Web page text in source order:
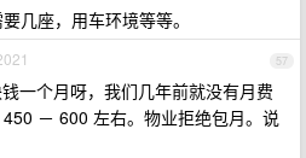
几座，用车环境等等。
57
一个月呀，我们几年前就没有月费
－ 600 左右。物业拒绝包月。说